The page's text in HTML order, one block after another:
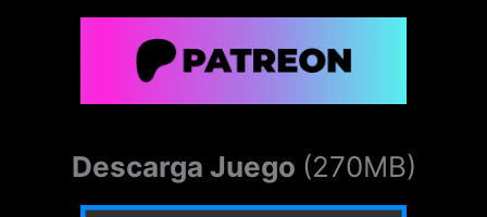
Descarga Juego (270MB)